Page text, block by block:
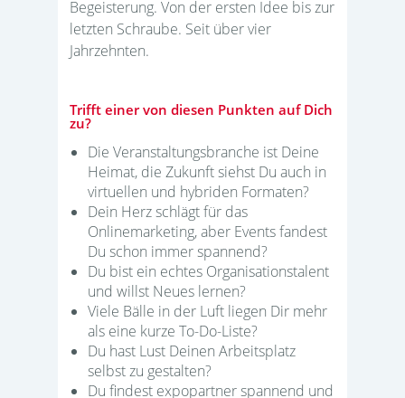
Begeisterung. Von der ersten Idee bis zur
letzten Schraube. Seit über vier
Jahrzehnten.
Trifft einer von diesen Punkten auf Dich
zu?
Die Veranstaltungsbranche ist Deine
Heimat, die Zukunft siehst Du auch in
virtuellen und hybriden Formaten?
Dein Herz schlägt für das
Onlinemarketing, aber Events fandest
Du schon immer spannend?
Du bist ein echtes Organisationstalent
und willst Neues lernen?
Viele Bälle in der Luft liegen Dir mehr
als eine kurze To-Do-Liste?
Du hast Lust Deinen Arbeitsplatz
selbst zu gestalten?
Du findest expopartner spannend und